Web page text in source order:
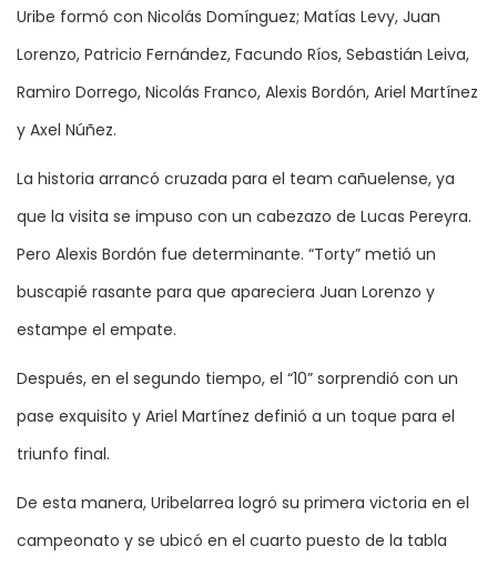
Uribe formó con Nicolás Domínguez; Matías Levy, Juan
Lorenzo, Patricio Fernández, Facundo Ríos, Sebastián Leiva,
Ramiro Dorrego, Nicolás Franco, Alexis Bordón, Ariel Martínez
y Axel Núñez.
La historia arrancó cruzada para el team cañuelense, ya
que la visita se impuso con un cabezazo de Lucas Pereyra.
Pero Alexis Bordón fue determinante. “Torty” metió un
buscapié rasante para que apareciera Juan Lorenzo y
estampe el empate.
Después, en el segundo tiempo, el “10” sorprendió con un
pase exquisito y Ariel Martínez definió a un toque para el
triunfo final.
De esta manera, Uribelarrea logró su primera victoria en el
campeonato y se ubicó en el cuarto puesto de la tabla